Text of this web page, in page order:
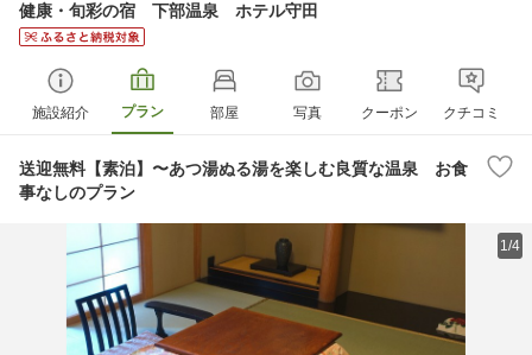
健康・旬彩の宿 下部温泉 ホテル守田
施設紹介 プラン 部屋 写真 クーポン クチコミ
送迎無料【素泊】〜あつ湯ぬる湯を楽しむ良質な温泉 お食
事なしのプラン
1/4